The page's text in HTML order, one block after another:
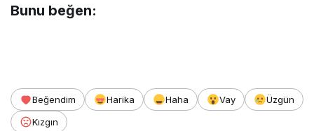
Bunu beğen:
Beğendim Harika Haha Vay
Üzgün
Kızgın